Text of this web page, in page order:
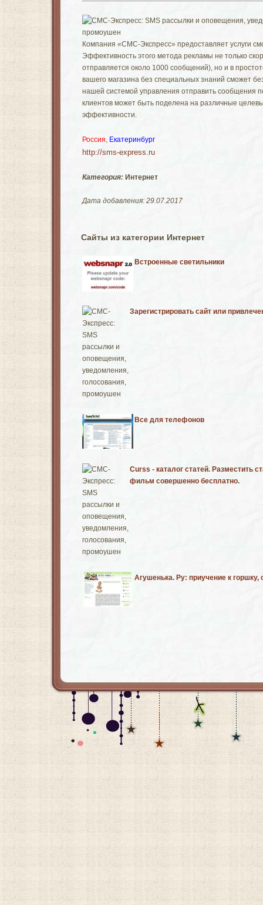
Компания «СМС-Экспресс» предоставляет услуги
Эффективность этого метода рекламы не только
отправляется около 1000 сообщений), но и в
вашего магазина без специальных знаний сможет
нашей системой управления отправить сообщения
клиентов может быть поделена на различные
эффективности.
Россия, Екатеринбург
http://sms-express.ru
Категория: Интернет
Дата добавления: 29.07.2017
Сайты из категории Интернет
Встроенные светильники
Зарегистрировать сайт или
Все для телефонов
Curss - каталог статей. Разместить
фильм совершенно бесплатно.
Агушенька. Ру: приучение к горшку,